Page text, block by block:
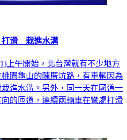
打滑 栽進水溝
上午開始，北台灣就有不少地方
園龜山的陳厝坑路，有車輛因為
進水溝。另外，同一天在國道一
的匝道，連續兩輛車在彎處打滑